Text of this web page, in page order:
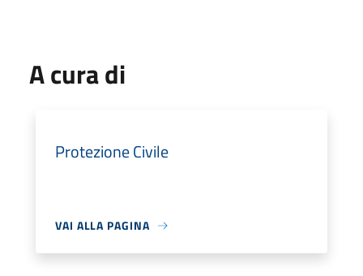
A cura di
Protezione Civile
VAI ALLA PAGINA